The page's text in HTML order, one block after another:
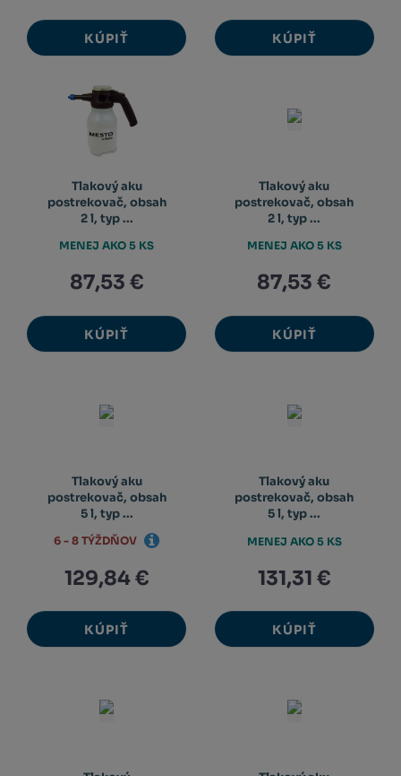
KÚPIŤ KÚPIŤ
Tlakový aku
postrekovač, obsah
2 l, typ ...
87,53 €
KÚPIŤ
MENEJ AKO 5 KS
Tlakový aku
postrekovač, obsah
2 l, typ ...
87,53 €
KÚPIŤ
MENEJ AKO 5 KS
Tlakový aku
postrekovač, obsah
5 l, typ ...
129,84 €
KÚPIŤ
6 - 8 TÝŽDŇOV
Tlakový aku
postrekovač, obsah
5 l, typ ...
131,31 €
KÚPIŤ
MENEJ AKO 5 KS